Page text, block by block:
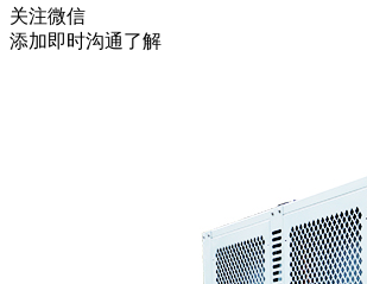
关注微信
添加即时沟通了解